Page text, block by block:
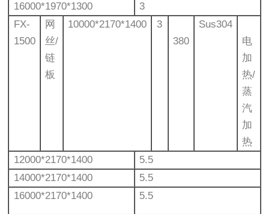
16000*1970*1300
3
FX-
1500
网
丝/
链
板
10000*2170*1400
3
380
Sus304
电
加
热/
蒸
汽
加
热
12000*2170*1400
5.5
14000*2170*1400
5.5
16000*2170*1400
5.5